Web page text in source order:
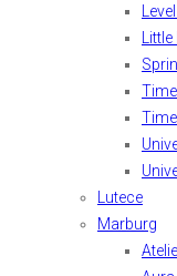
Lutece
Marburg